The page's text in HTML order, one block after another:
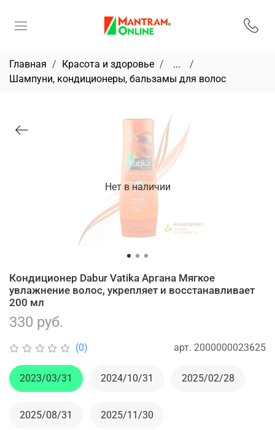
Главная Красота и здоровье
...
Шампуни, кондиционеры, бальзамы для волос
Нет в наличии
(0) арт. 2000000023625
Кондиционер Dabur Vatika Аргана Мягкое
увлажнение волос, укрепляет и восстанавливает
200 мл
330 руб.
2023/03/31 2024/10/31 2025/02/28
2025/08/31 2025/11/30